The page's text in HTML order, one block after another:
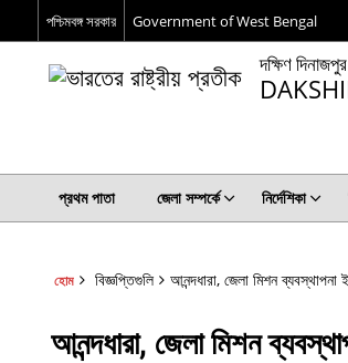
পশ্চিমবঙ্গ সরকার Government of West Bengal
দক্ষিণ দিনাজপুর
প্রথম পাতা জেলা সম্পর্কে নির্দেশিকা
হোম বিজ্ঞপ্তিগুলি আনন্দধারা, জেলা মিশন
আনন্দধারা, জেলা মিশন